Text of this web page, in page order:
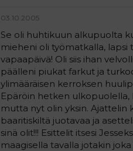
03.10.2005
Se oli huhtikuun alkupuolta
mieheni oli työmatkalla, lapsi
vapaapäivä! Oli siis ihan
päälleni piukat farkut ja
ylimääräisen kerroksen
Epäröin hetken ulkopuolella,
mutta nyt olin yksin. Ajattelin
baaritiskiltä juotavaa ja
sinä olit!!! Esittelit itsesi
maagisella tavalla jotakin